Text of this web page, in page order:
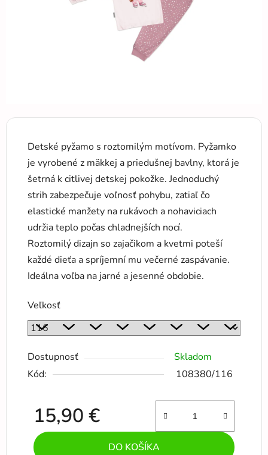
Detské pyžamo s roztomilým motívom. Pyžamko
je vyrobené z mäkkej a priedušnej bavlny, ktorá je
šetrná k citlivej detskej pokožke. Jednoduchý
strih zabezpečuje voľnosť pohybu, zatiaľ čo
elastické manžety na rukávoch a nohaviciach
udržia teplo počas chladnejších nocí.
Roztomilý dizajn so zajačikom a kvetmi poteší
každé dieťa a spríjemní mu večerné zaspávanie.
Ideálna voľba na jarné a jesenné obdobie.
Veľkosť
Dostupnosť
Skladom
Kód:
108380/116
15,90 €
Jednotková cena:
DO KOŠÍKA